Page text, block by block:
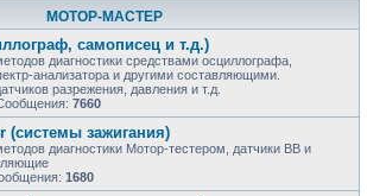
МОТОР-МАСТЕР
самописец и т.д.)
диагностики средствами осциллографа,
анализатора и другими составляющими.
разрежения, давления и т.д.
7660
(системы зажигания)
диагностики Мотор-тестером, датчики ВВ и
1680